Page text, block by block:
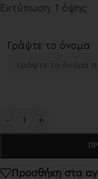
Εκτύπωση: 1 όψης
Γράψτε το όνομα
- +
Προσθήκη στα